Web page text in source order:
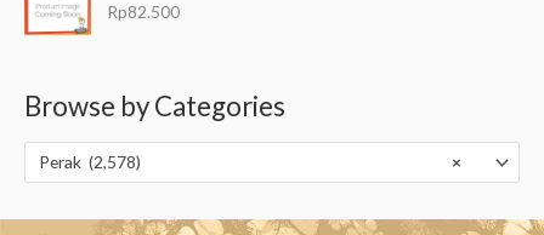
Rp82.500
Browse by Categories
×
Perak (2,578)